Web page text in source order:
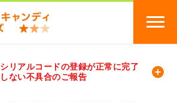
シリアルコードの登録が正常に完了
しない不具合のご報告